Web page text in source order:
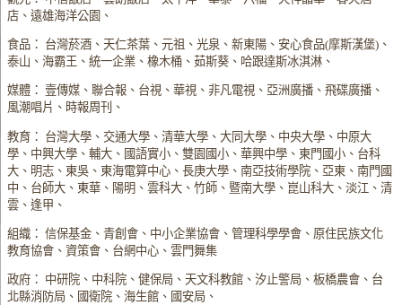
店、遠雄海洋公園、
食品： 台灣菸酒、天仁茶葉、元祖、光泉、新東陽、安心食品(摩斯漢堡)、
泰山、海霸王、統一企業、橡木桶、茹斯葵、哈跟達斯冰淇淋、
媒體： 壹傳媒、聯合報、台視、華視、非凡電視、亞洲廣播、飛碟廣播、
風潮唱片、時報周刊、
教育： 台灣大學、交通大學、清華大學、大同大學、中央大學、中原大
學、中興大學、輔大、國語實小、雙園國小、華興中學、東門國小、台科
大、明志、東吳、東海電算中心、長庚大學、南亞技術學院、亞東、南門國
中、台師大、東華、陽明、雲科大、竹師、暨南大學、崑山科大、淡江、清
雲、逢甲、
組織： 信保基金、青創會、中小企業協會、管理科學學會、原住民族文化
教育協會、資策會、台網中心、雲門舞集
政府： 中研院、中科院、健保局、天文科教館、汐止警局、板橋農會、台
北縣消防局、國衛院、海生館、國安局、